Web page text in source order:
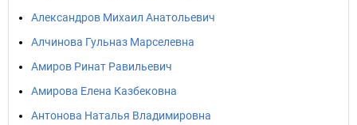
Александров Михаил Анатольевич
Алчинова Гульназ Марселевна
Амиров Ринат Равильевич
Амирова Елена Казбековна
Антонова Наталья Владимировна